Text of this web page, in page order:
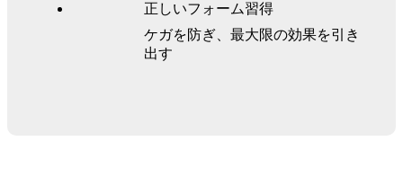
正しいフォーム習得
ケガを防ぎ、最大限の効果を引き
出す